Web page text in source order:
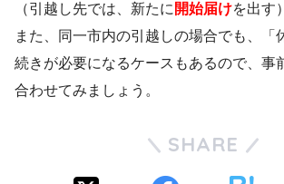
（引越し先では、新たに 開始届けを出す）
また、同一市内の引越しの場合でも、
続きが必要になるケースもあるので、事
合わせてみましょう。
SHARE